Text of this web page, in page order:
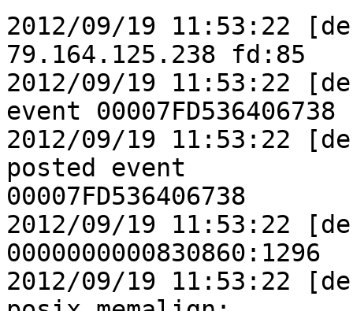
2012/09/19 11:53:22
79.164.125.238 fd:85
2012/09/19 11:53:22
event 00007FD536406738
2012/09/19 11:53:22
posted event
00007FD536406738
2012/09/19 11:53:22
0000000000830860:1296
2012/09/19 11:53:22